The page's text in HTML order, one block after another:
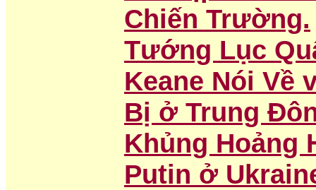
Chiến Trường.
Tướng Lục
Keane Nói Về
Bị ở Trung
Khủng Hoảng
Putin ở